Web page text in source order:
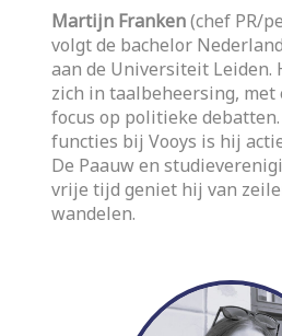
Martijn Franken(chef PR/
volgt de bachelor
aan de Universiteit Leiden.
zich in taalbeheersing, met
focus op politieke
functies bij Vooys is hij
De Paauw en
vrije tijd geniet hij van
wandelen.